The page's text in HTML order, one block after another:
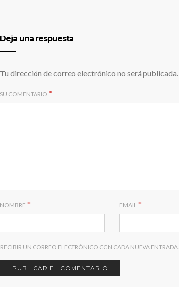
Deja una respuesta
Tu dirección de correo electrónico no será publicada.
SU COMENTARIO *
NOMBRE * EMAIL *
RECIBIR UN CORREO ELECTRÓNICO CON CADA NUEVA ENTRADA.